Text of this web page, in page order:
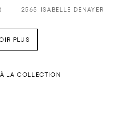
2565 ISABELLE DENAYER
PLUS
LA COLLECTION